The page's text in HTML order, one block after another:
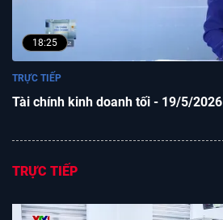
Tài chính kinh doanh tối - 19/5/2026
TRỰC TIẾP
18:25
TRỰC TIẾP